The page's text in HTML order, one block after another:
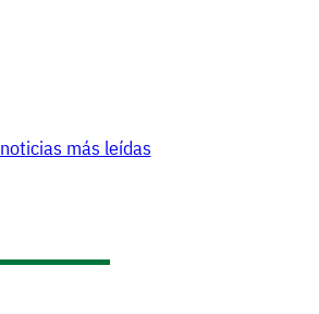
noticias más leídas